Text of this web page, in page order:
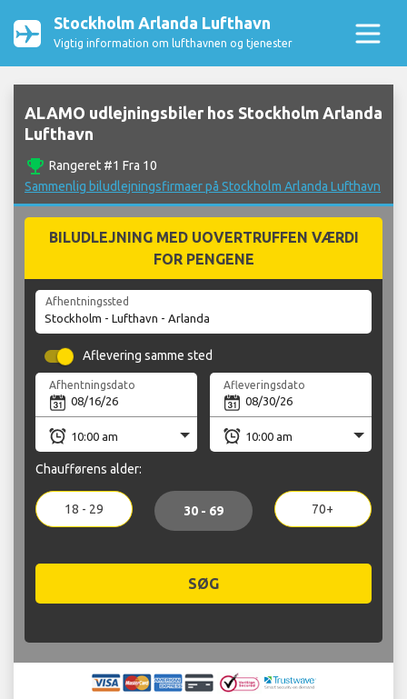
Stockholm Arlanda Lufthavn
Vigtig information om lufthavnen og tjenester
ALAMO udlejningsbiler hos Stockholm Arlanda
Lufthavn
emoji_events Rangeret #1 Fra 10
Sammenlig biludlejningsfirmaer på Stockholm Arlanda Lufthavn
BILUDLEJNING MED UOVERTRUFFEN VÆRDI
FOR PENGENE
Afhentningssted
Aflevering samme sted
Afhentningsdato Afleveringsdato
Chaufførens alder:
18 - 29 30 - 69 70+
SØG